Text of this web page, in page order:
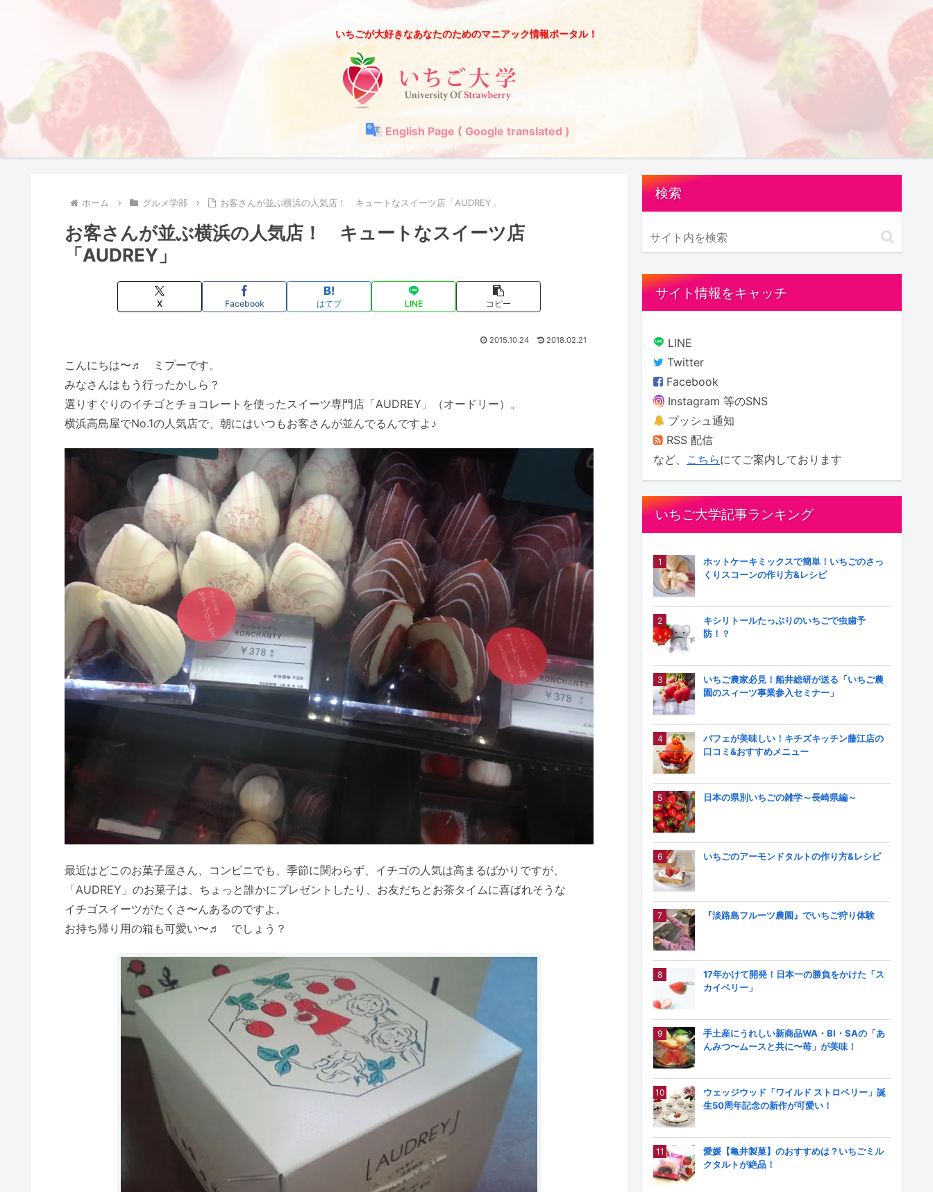
いちごが大好きなあなたのためのマニアック情報ポータル！
English Page ( Google translated )
ホーム グルメ学部 お客さんが並ぶ横浜の人気店！ キュートなスイーツ店「AUDREY」
お客さんが並ぶ横浜の人気店！ キュートなスイーツ店
「AUDREY」
X Facebook はてブ LINE コピー
2015.10.24 2018.02.21
こんにちは〜♬ ミプーです。
みなさんはもう行ったかしら？
選りすぐりのイチゴとチョコレートを使ったスイーツ専門店「AUDREY」（オードリー）。
横浜高島屋でNo.1の人気店で、朝にはいつもお客さんが並んでるんですよ♪
最近はどこのお菓子屋さん、コンビニでも、季節に関わらず、イチゴの人気は高まるばかりですが、
「AUDREY」のお菓子は、ちょっと誰かにプレゼントしたり、お友だちとお茶タイムに喜ばれそうな
イチゴスイーツがたくさ〜んあるのですよ。
お持ち帰り用の箱も可愛い〜♬ でしょう？
検索
サイト情報をキャッチ
LINE
Twitter
Facebook
Instagram 等のSNS
プッシュ通知
RSS 配信
など、 こちらにてご案内しております
いちご大学記事ランキング
ホットケーキミックスで簡単！いちごのさっ
くりスコーンの作り方&レシピ
キシリトールたっぷりのいちごで虫歯予
防！？
いちご農家必見！船井総研が送る「いちご農
園のスィーツ事業参入セミナー」
パフェが美味しい！キチズキッチン藤江店の
口コミ&おすすめメニュー
日本の県別いちごの雑学～長崎県編～
いちごのアーモンドタルトの作り方&レシピ
『淡路島フルーツ農園』でいちご狩り体験
17年かけて開発！日本一の勝負をかけた「ス
カイベリー」
手土産にうれしい新商品WA・BI・SAの「あ
んみつ〜ムースと共に〜苺」が美味！
ウェッジウッド「ワイルド ストロベリー」誕
生50周年記念の新作が可愛い！
愛媛【亀井製菓】のおすすめは？いちごミル
クタルトが絶品！